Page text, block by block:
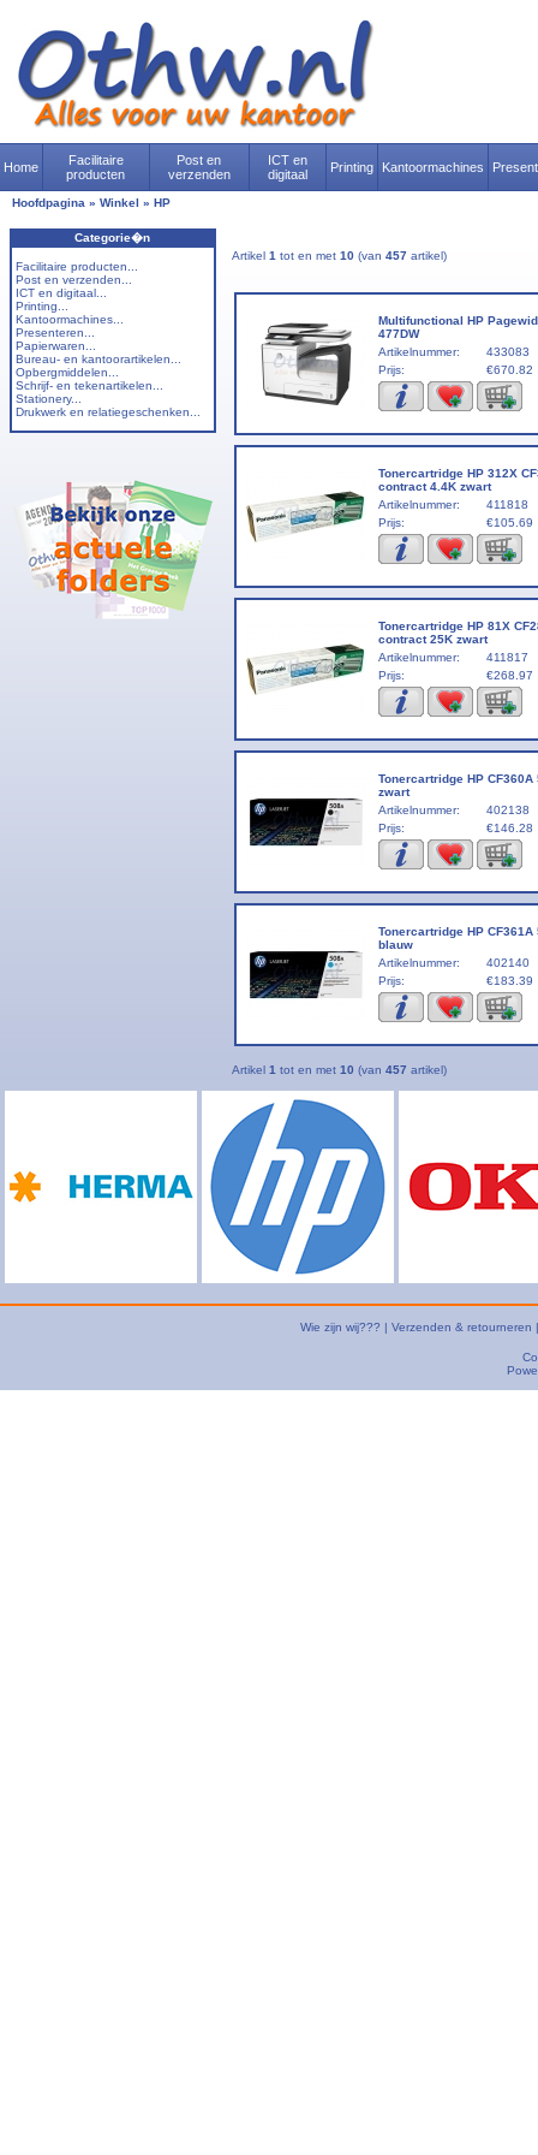
Home
Facilitaire
producten
Post en
verzenden
ICT en
digitaal
Printing Kantoormachines
Hoofdpagina » Winkel » HP
Categorie�n
Facilitaire producten...
Post en verzenden...
ICT en digitaal...
Printing...
Kantoormachines...
Presenteren...
Papierwaren...
Bureau- en kantoorartikelen...
Opbergmiddelen...
Schrijf- en tekenartikelen...
Stationery...
Drukwerk en relatiegeschenken...
Artikel 1 tot en met 10 (van 457 artikel)
Multifunctional HP
477DW
Artikelnummer:
433083
Prijs:
€670.82
Tonercartridge HP 312X
contract 4.4K zwart
Artikelnummer:
411818
Prijs:
€105.69
Tonercartridge HP 81X
contract 25K zwart
Artikelnummer:
411817
Prijs:
€268.97
Tonercartridge HP CF360A
zwart
Artikelnummer:
402138
Prijs:
€146.28
Tonercartridge HP CF361A
blauw
Artikelnummer:
402140
Prijs:
€183.39
Artikel 1 tot en met 10 (van 457 artikel)
Wie zijn wij??? | Verzenden & retourneren